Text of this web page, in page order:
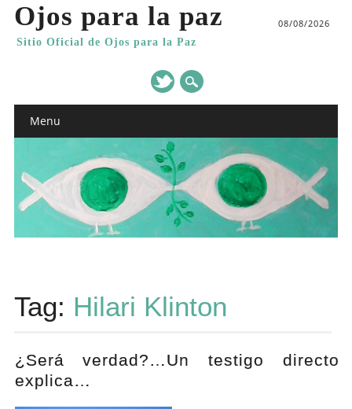
Ojos para la paz
Sitio Oficial de Ojos para la Paz
08/08/2026
Main menu
Menu
Andrés Vázquez de Sola
Tag: Hilari Klinton
¿Será verdad?…Un testigo directo
explica…